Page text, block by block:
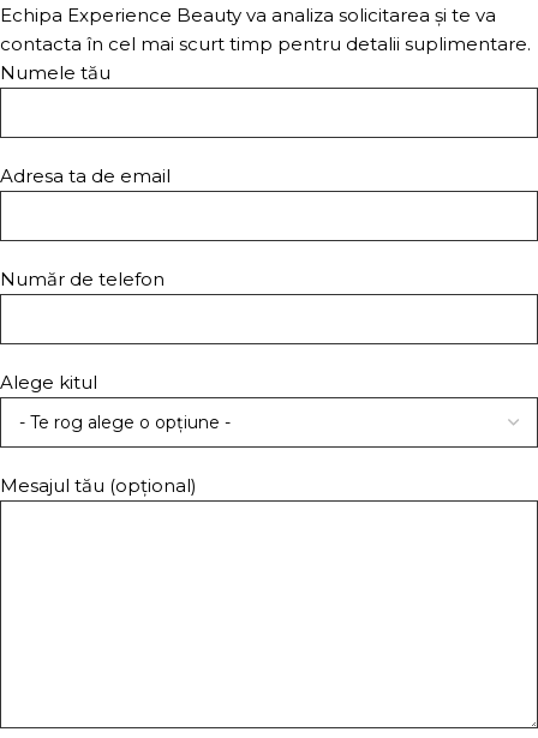
Echipa Experience Beauty va analiza solicitarea și te va
contacta în cel mai scurt timp pentru detalii suplimentare.
Numele tău
Adresa ta de email
Număr de telefon
Alege kitul
Mesajul tău (opțional)